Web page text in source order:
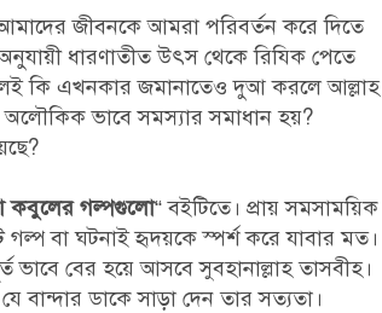
জীবনকে আমরা পরিবর্তন করে দিতে
ধারণাতীত উৎস থেকে রিযিক পেতে
কি এখনকার জমানাতেও দুআ করলে আল্লাহ
অলৌকিক ভাবে সমস্যার সমাধান হয়?
গল্পগুলো“বইটিতে। প্রায় সমসাময়িক
গল্প বা ঘটনাই হৃদয়কে স্পর্শ করে যাবার মত।
ভাবে বের হয়ে আসবেসুবহানাল্লাহতাসবীহ।
বান্দার ডাকে সাড়া দেন তার সত্যতা।